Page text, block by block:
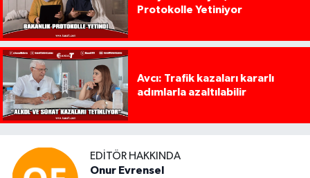
Protokolle Yetiniyor
Avcı: Trafik kazaları kararlı
adımlarla azaltılabilir
EDITÖR HAKKINDA
Onur Evrensel